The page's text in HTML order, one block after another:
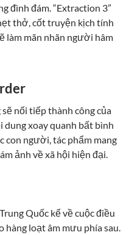
đình đám. “Extraction 3”
thở, cốt truyện kịch tính
làm mãn nhãn người hâm
nối tiếp thành công của
dung xoay quanh bất bình
con người, tác phẩm mang
ảnh về xã hội hiện đại.
Quốc kể về cuộc điều
hàng loạt âm mưu phía sau.